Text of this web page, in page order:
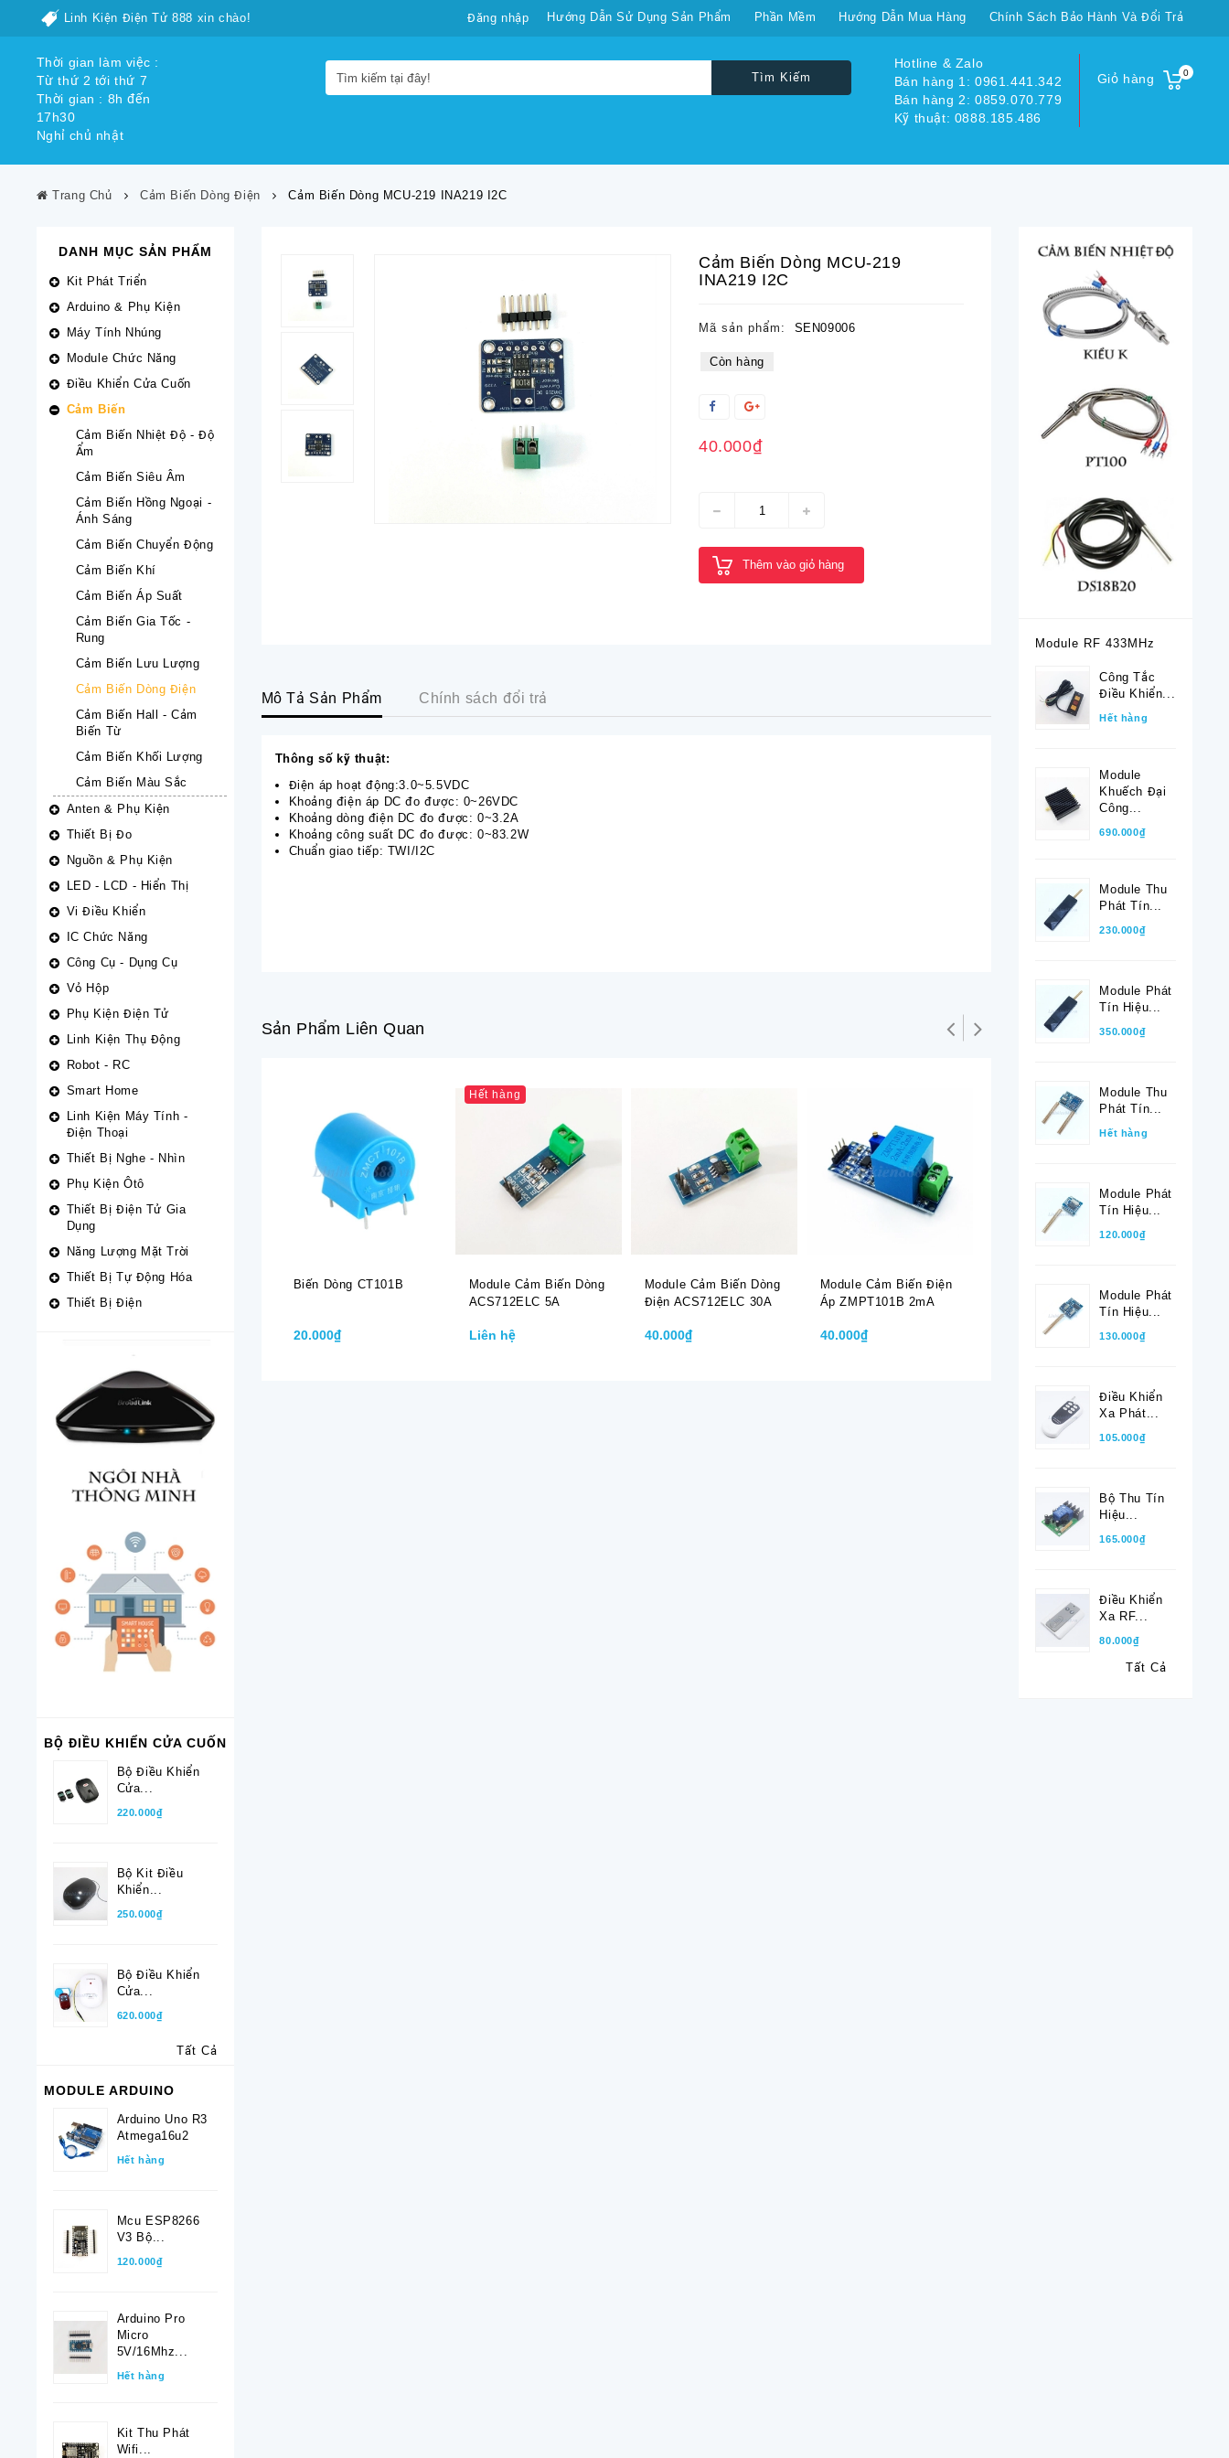
Linh Kiện Điện Tử 888 xin chào! Hướng Dẫn Sử Dụng Sản Phẩm Phần Mềm Hướng Dẫn Mua Hàng Chính Sách Bảo Hành Và Đổi Trả
Đăng nhập
Thời gian làm việc :
Từ thứ 2 tới thứ 7
Thời gian : 8h đến
17h30
Nghỉ chủ nhật
Giỏ hàng 0
Hotline & Zalo
Bán hàng 1: 0961.441.342
Bán hàng 2: 0859.070.779
Kỹ thuật: 0888.185.486
Tìm Kiếm
Trang Chủ Cảm Biến Dòng Điện Cảm Biến Dòng MCU-219 INA219 I2C
DANH MỤC SẢN PHẨM
Kit Phát Triển
Arduino & Phụ Kiện
Máy Tính Nhúng
Module Chức Năng
Điều Khiển Cửa Cuốn
Cảm Biến
Cảm Biến Nhiệt Độ - Độ
Ẩm
Cảm Biến Siêu Âm
Cảm Biến Hồng Ngoại -
Ánh Sáng
Cảm Biến Chuyển Động
Cảm Biến Khí
Cảm Biến Áp Suất
Cảm Biến Gia Tốc -
Rung
Cảm Biến Lưu Lượng
Cảm Biến Dòng Điện
Cảm Biến Hall - Cảm
Biến Từ
Cảm Biến Khối Lượng
Cảm Biến Màu Sắc
Anten & Phụ Kiện
Thiết Bị Đo
Nguồn & Phụ Kiện
LED - LCD - Hiển Thị
Vi Điều Khiển
IC Chức Năng
Công Cụ - Dụng Cụ
Vỏ Hộp
Phụ Kiện Điện Tử
Linh Kiện Thụ Động
Robot - RC
Smart Home
Linh Kiện Máy Tính -
Điện Thoại
Thiết Bị Nghe - Nhìn
Phụ Kiện Ôtô
Thiết Bị Điện Tử Gia
Dụng
Năng Lượng Mặt Trời
Thiết Bị Tự Động Hóa
Thiết Bị Điện
BỘ ĐIỀU KHIỂN CỬA CUỐN
Bộ Điều Khiển
Cửa...
220.000₫
Bộ Kit Điều
Khiển...
250.000₫
Bộ Điều Khiển
Cửa...
620.000₫
Tất Cả
MODULE ARDUINO
Arduino Uno R3
Atmega16u2
Hết hàng
Mcu ESP8266
V3 Bộ...
120.000₫
Arduino Pro
Micro
5V/16Mhz...
Hết hàng
Kit Thu Phát
Wifi...
Cảm Biến Dòng MCU-219
INA219 I2C
Mã sản phẩm: SEN09006
Còn hàng
40.000₫
Thêm vào giỏ hàng
Mô Tả Sản Phẩm Chính sách đổi trả
Thông số kỹ thuật:
Điện áp hoạt động:3.0~5.5VDC
Khoảng điện áp DC đo được: 0~26VDC
Khoảng dòng điện DC đo được: 0~3.2A
Khoảng công suất DC đo được: 0~83.2W
Chuẩn giao tiếp: TWI/I2C
Sản Phẩm Liên Quan
Biến Dòng CT101B
20.000₫
Hết hàng
Module Cảm Biến Dòng
ACS712ELC 5A
Liên hệ
Module Cảm Biến Dòng
Điện ACS712ELC 30A
40.000₫
Module Cảm Biến Điện
Áp ZMPT101B 2mA
40.000₫
Module RF 433MHz
Công Tắc
Điều Khiển...
Hết hàng
Module
Khuếch Đại
Công...
690.000₫
Module Thu
Phát Tín...
230.000₫
Module Phát
Tín Hiệu...
350.000₫
Module Thu
Phát Tín...
Hết hàng
Module Phát
Tín Hiệu...
120.000₫
Module Phát
Tín Hiệu...
130.000₫
Điều Khiển
Xa Phát...
105.000₫
Bộ Thu Tín
Hiệu...
165.000₫
Điều Khiển
Xa RF...
80.000₫
Tất Cả